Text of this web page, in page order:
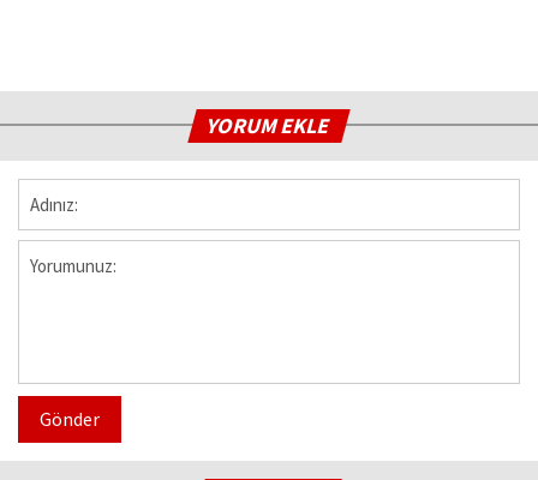
YORUM EKLE
Gönder